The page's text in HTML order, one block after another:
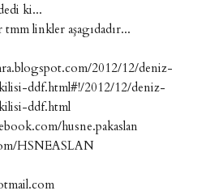
ki...
tmm linkler aşagıdadır...
2012/12/deniz-
ddf.html#!/2012/12/deniz-
ddf.html
husne.pakaslan
HSNEASLAN